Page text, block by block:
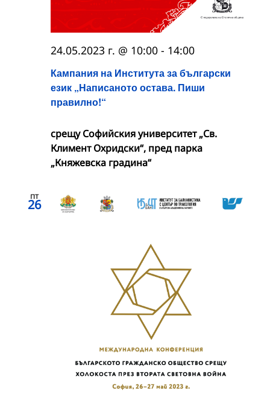
Кампания на Института за български
език „Написаното остава. Пиши
правилно!“
24.05.2023 г. @ 10:00 - 14:00
срещу Софийския университет „Св.
Климент Охридски“, пред парка
„Княжевска градина“
пт
26